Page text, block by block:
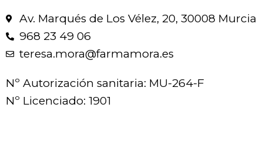
Av. Marqués de Los Vélez, 20, 30008 Murcia
968 23 49 06
teresa.mora@farmamora.es
Nº Autorización sanitaria: MU-264-F
Nº Licenciado: 1901